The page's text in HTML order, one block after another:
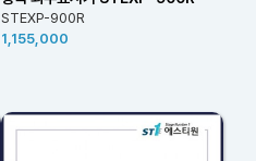
STEXP-900R
1,155,000